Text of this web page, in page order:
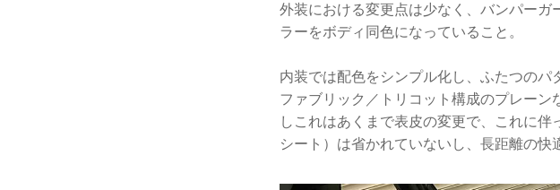
外装における変更点は少なく、バンパーガ
ラーをボディ同色になっていること。
内装では配色をシンプル化し、ふたつの
ファブリック／トリコット構成のプレー
しこれはあくまで表皮の変更で、これに
シート）は省かれていないし、長距離の快